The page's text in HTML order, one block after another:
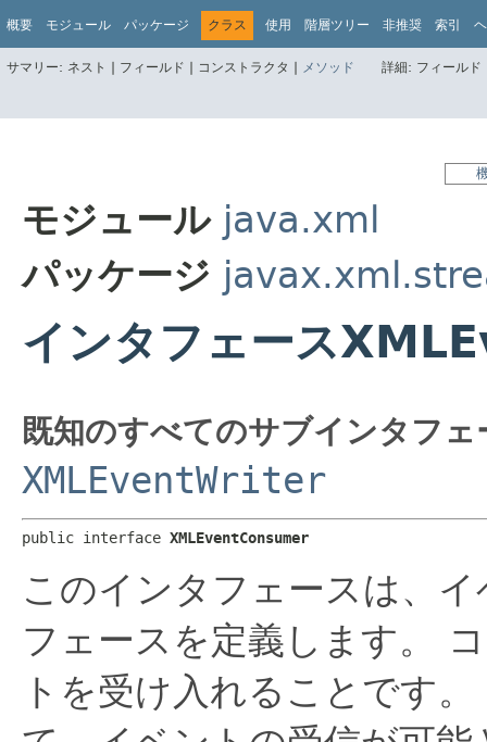
概要 モジュール パッケージ クラス 使用 階層ツリー 非推奨 索引
サマリー: ネスト | フィールド | コンストラクタ | メソッド 詳細: フィール
モジュール java.xml
パッケージ
インタフェース
既知のすべてのサブインタフ
XMLEventWriter
public interface XMLEventConsumer
このインタフェースは、
フェースを定義します。
トを受け入れることです。